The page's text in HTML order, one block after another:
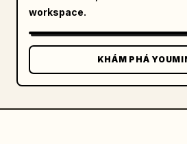
cách quảng cáo chăm sóc sức
kết cấu tự nhiên, độ sáng
thương mại chỉn chu. Thêm
dụng trong suốt nhỏ ở góc
thị
workspace.
KHÁM PHÁ